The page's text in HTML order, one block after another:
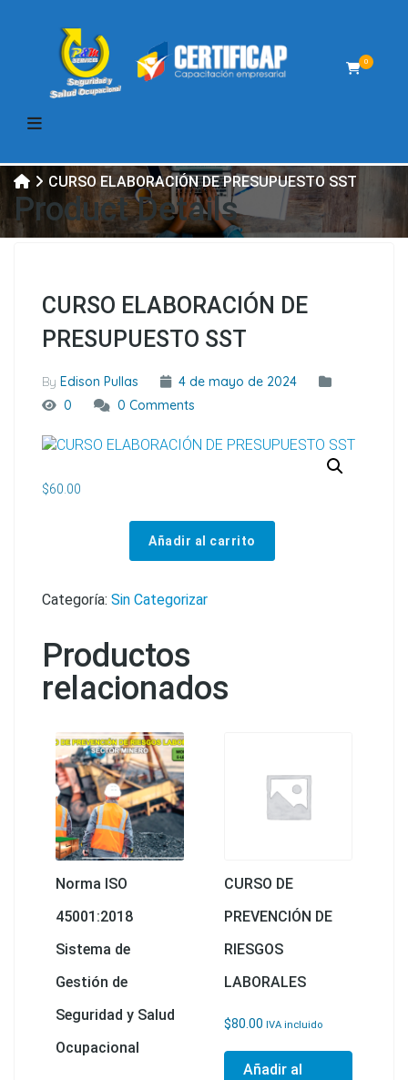
0
CURSO ELABORACIÓN DE PRESUPUESTO SST
Product Details
CURSO ELABORACIÓN DE
PRESUPUESTO SST
By Edison Pullas
4 de mayo de 2024
0
0 Comments
$60.00
Añadir al carrito
Categoría: Sin Categorizar
Productos
relacionados
Norma ISO
45001:2018
Sistema de
Gestión de
Seguridad y Salud
Ocupacional
CURSO DE
PREVENCIÓN DE
RIESGOS
LABORALES
$80.00 IVA incluido
Añadir al